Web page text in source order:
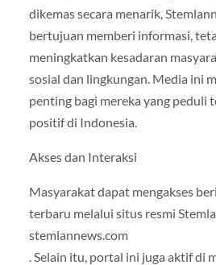
dikemas secara menarik,
bertujuan memberi informasi,
meningkatkan kesadaran
sosial dan lingkungan. Media ini
penting bagi mereka yang peduli
positif di Indonesia.
Akses dan Interaksi
Masyarakat dapat mengakses
terbaru melalui situs resmi
stemlannews.com
. Selain itu, portal ini juga aktif di